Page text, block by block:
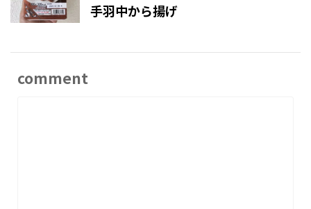
手羽中から揚げ
comment